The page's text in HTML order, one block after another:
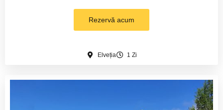
Rezervă acum
Elveția 1 Zi